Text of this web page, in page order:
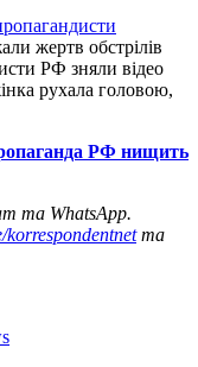
жертв обстрілів
РФ зняли відео
рухала головою,
РФ нищить
та WhatsApp.
korrespondentnetта